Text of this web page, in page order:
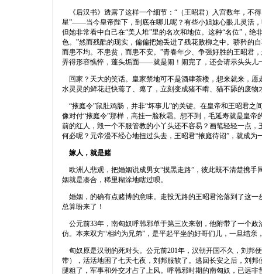
《后汉书》透露了这样一个细节：“（王昭君）入宫数年，不
星”——当今皇帝陛下，到底在哪儿呢？有些小姐妹心眼儿灵活
但她非常看中自己在“美人堆”里的名次和地位。这种“名位”，
色。”然而残酷的现实，偏偏把她丢进了残花败柳之中。骄矜的
而患不均。不患贫，而患不安。”青春年少、争强好胜的王昭君
弄得形容憔悴，蓬头垢面——就是闹！闹完了，还会请示头头儿
回家？天大的笑话。皇家禁地可不是酒肆茶楼，想来就来，
水灵灵的鲜花赶快蔫了、瘪了，立刻变成猪不啃、猫不舔的废物
“掖庭令”鼠肚鸡肠，并非“坏事儿”的关键。在皇帝和王昭君
像对付“掖庭令”那样，高挂一脸秋霜。想不到，毛延寿就是皇
前的红人，毁一个不服管教的小丫头还不容易？画笔轻轻一点
何必呢？元帝漫不经心地扭过头去，王昭君“掖庭待诏”，就成为
嫁人，就是赌
欧洲人悲观，把婚姻说成男女“摸黑走路”，彼此既不清楚携
姻就是凑合，稀里糊涂地瞎过呗。
婚姻，的确有点赌博的意味。走投无路的王昭君沦落到了这
总算盼来了！
公元前33年，南匈奴呼韩邪单于第三次来朝，他附带了一个
仿。本来双方“相约为兄弟”，是平起平坐的好哥们儿，一旦结亲
匈奴原是汉朝的死对头。公元前201年，汉朝开国不久，刘邦
带），活活地困了七天七夜，刘邦服软了。逃回长安之后，刘
腿粗了，军事和外交才占了上风。呼韩邪时期的南匈奴，已远